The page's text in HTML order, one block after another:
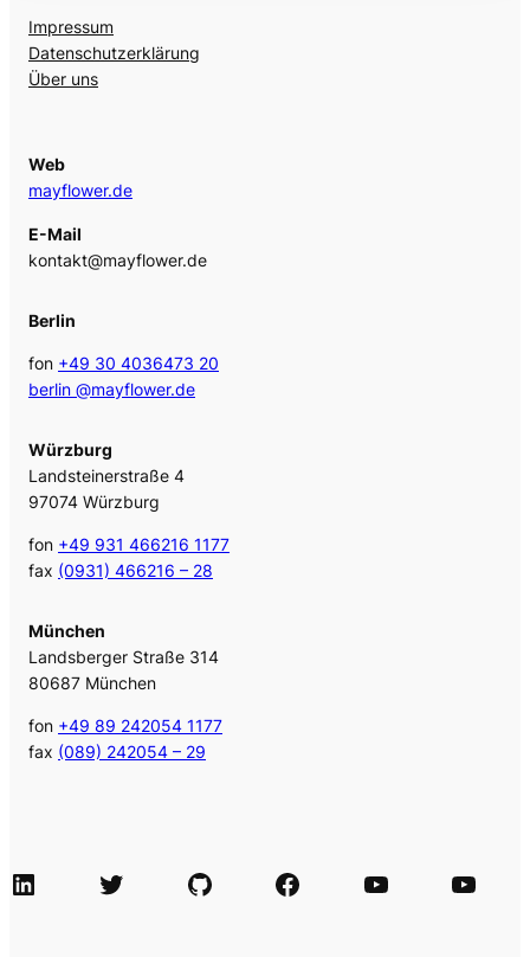
Impressum
Datenschutzerklärung
Über uns
Web
mayflower.de
E-Mail
kontakt@mayflower.de
Berlin
fon +49 30 4036473 20
berlin @mayflower.de
Würzburg
Landsteinerstraße 4
97074 Würzburg
fon +49 931 466216 1177
fax (0931) 466216 – 28
München
Landsberger Straße 314
80687 München
fon +49 89 242054 1177
fax (089) 242054 – 29
LinkedIn Twitter GitHub Facebook Agile Videos Tech-Videos